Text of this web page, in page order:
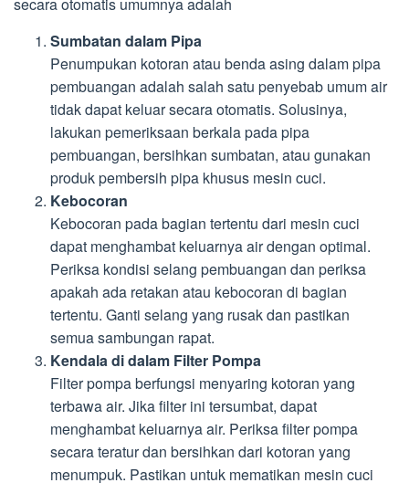
secara otomatis umumnya adalah
Sumbatan dalam Pipa
Penumpukan kotoran atau benda asing dalam pipa
pembuangan adalah salah satu penyebab umum air
tidak dapat keluar secara otomatis. Solusinya,
lakukan pemeriksaan berkala pada pipa
pembuangan, bersihkan sumbatan, atau gunakan
produk pembersih pipa khusus mesin cuci.
Kebocoran
Kebocoran pada bagian tertentu dari mesin cuci
dapat menghambat keluarnya air dengan optimal.
Periksa kondisi selang pembuangan dan periksa
apakah ada retakan atau kebocoran di bagian
tertentu. Ganti selang yang rusak dan pastikan
semua sambungan rapat.
Kendala di dalam Filter Pompa
Filter pompa berfungsi menyaring kotoran yang
terbawa air. Jika filter ini tersumbat, dapat
menghambat keluarnya air. Periksa filter pompa
secara teratur dan bersihkan dari kotoran yang
menumpuk. Pastikan untuk mematikan mesin cuci